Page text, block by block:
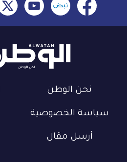
نحن الوطن
سياسة الخصوصية
أرسل مقال